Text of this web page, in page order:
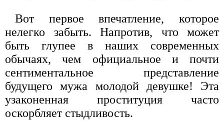
Вот первое впечатление, которое
нелегко забыть. Напротив, что может
быть глупее в наших современных
обычаях, чем официальное и почти
сентиментальное представление
будущего мужа молодой девушке! Эта
узаконенная проституция часто
оскорбляет стыдливость.